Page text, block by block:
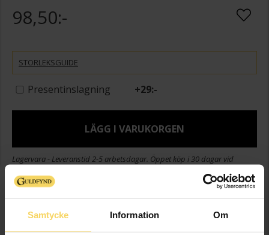
Samtycke Information Om
98,50:-
STORLEKSGUIDE
Presentinslagning +29:-
LÄGG I VARUKORGEN
Lagervara - Leveranstid 2-5 arbetsdagar. Öppet köp i 30 dagar vid
Varumärke